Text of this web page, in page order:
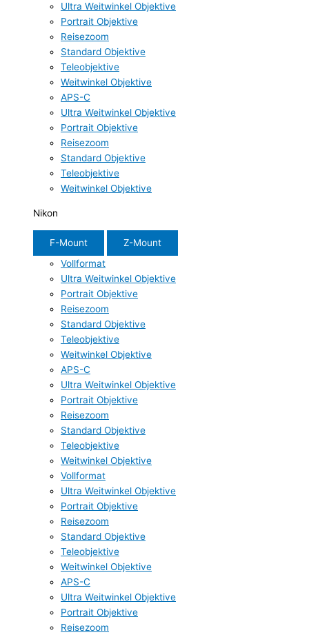
Ultra Weitwinkel Objektive
Portrait Objektive
Reisezoom
Standard Objektive
Teleobjektive
Weitwinkel Objektive
APS-C
Ultra Weitwinkel Objektive
Portrait Objektive
Reisezoom
Standard Objektive
Teleobjektive
Weitwinkel Objektive
Nikon
F-Mount
Z-Mount
Vollformat
Ultra Weitwinkel Objektive
Portrait Objektive
Reisezoom
Standard Objektive
Teleobjektive
Weitwinkel Objektive
APS-C
Ultra Weitwinkel Objektive
Portrait Objektive
Reisezoom
Standard Objektive
Teleobjektive
Weitwinkel Objektive
Vollformat
Ultra Weitwinkel Objektive
Portrait Objektive
Reisezoom
Standard Objektive
Teleobjektive
Weitwinkel Objektive
APS-C
Ultra Weitwinkel Objektive
Portrait Objektive
Reisezoom